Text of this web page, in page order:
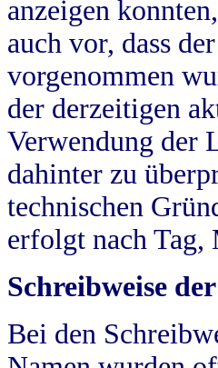
anzeigen
auch vor, dass
vorgenommen
der derzeitigen
Verwendung der
dahinter zu
technischen
erfolgt nach Tag,
Schreibweise
Bei den